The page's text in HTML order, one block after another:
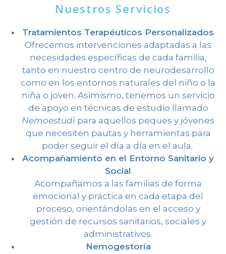
Nuestros Servicios
Tratamientos Terapéuticos Personalizados
Ofrecemos intervenciones adaptadas a las
necesidades específicas de cada familia,
tanto en nuestro centro de neurodesarrollo
como en los entornos naturales del niño o la
niña o joven. Asimismo, tenemos un servicio
de apoyo en técnicas de estudio llamado
Nemoestudi para aquellos peques y jóvenes
que necesiten pautas y herramientas para
poder seguir el día a día en el aula.
Acompañamiento en el Entorno Sanitario y
Social
Acompañamos a las familias de forma
emocional y práctica en cada etapa del
proceso, orientándolas en el acceso y
gestión de recursos sanitarios, sociales y
administrativos.
Nemogestoría